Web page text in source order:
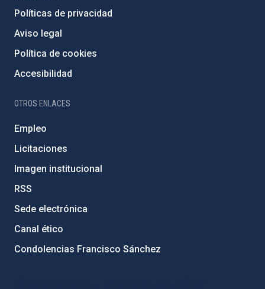
Políticas de privacidad
Aviso legal
Política de cookies
Accesibilidad
OTROS ENLACES
Empleo
Licitaciones
Imagen institucional
RSS
Sede electrónica
Canal ético
Condolencias Francisco Sánchez